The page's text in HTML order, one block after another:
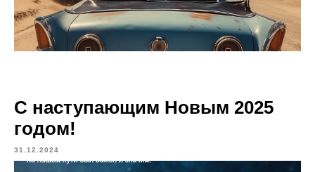
С наступающим Новым 2025
годом!
31.12.2024